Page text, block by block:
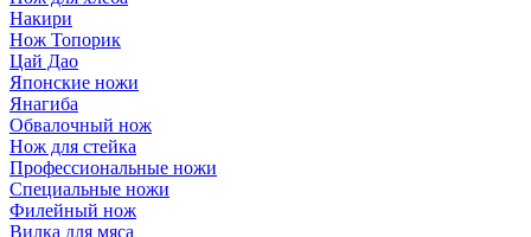
Накири
Нож Топорик
Цай Дао
Японские ножи
Янагиба
Обвалочный нож
Нож для стейка
Профессиональные ножи
Специальные ножи
Филейный нож
Вилка для мяса